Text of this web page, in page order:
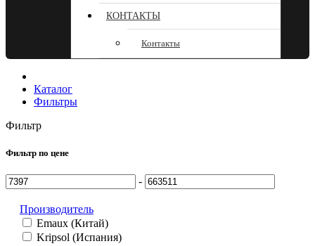
КОНТАКТЫ
Контакты
Каталог
Фильтры
Фильтр
Фильтр по цене
-
Производитель
Emaux (Китай)
Kripsol (Испания)